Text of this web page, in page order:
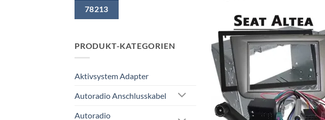
PRODUKT-KATEGORIEN
Aktivsystem Adapter
Autoradio Anschlusskabel
Autoradio